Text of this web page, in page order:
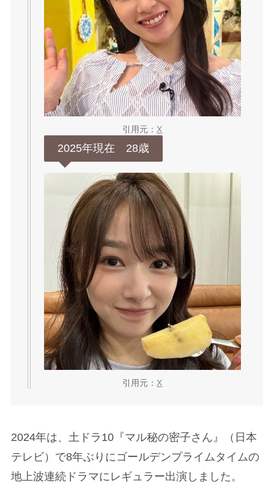
引用元： X
2025年現在 28歳
引用元： X
2024年は、土ドラ10『マル秘の密子さん』（日本
テレビ）で8年ぶりにゴールデンプライムタイムの
地上波連続ドラマにレギュラー出演しました。